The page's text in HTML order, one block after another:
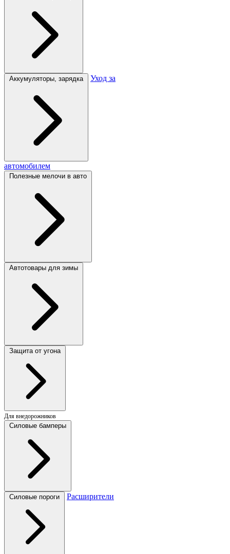
Аккумуляторы, зарядка Уход за
автомобилем
Полезные мелочи в авто
Автотовары для зимы
Защита от угона
Для внедорожников
Силовые бамперы
Силовые пороги Расширители